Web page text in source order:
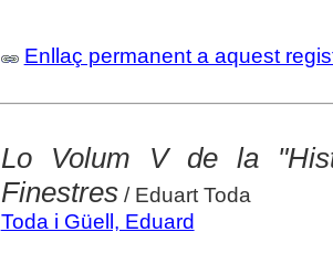
Enllaç permanent a aquest
Lo Volum V de la
Finestres/ Eduart Toda
Toda i Güell, Eduard